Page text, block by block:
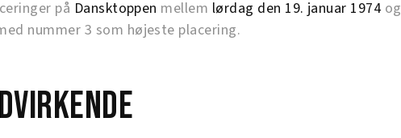
på Dansktoppen mellem lørdag den 19. januar 1974 og
nummer 3 som højeste placering.